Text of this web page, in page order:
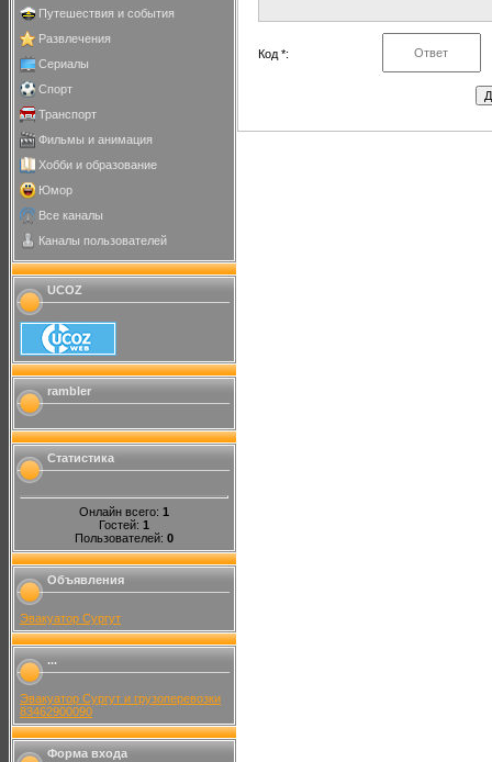
Путешествия и события
Развлечения
Сериалы
Спорт
Транспорт
Фильмы и анимация
Хобби и образование
Юмор
Все каналы
Каналы пользователей
UCOZ
rambler
Статистика
Онлайн всего: 1
Гостей: 1
Пользователей: 0
Объявления
Эвакуатор Сургут
...
Эвакуатор Сургут и грузоперевозки
83462900090
Форма входа
Код *: